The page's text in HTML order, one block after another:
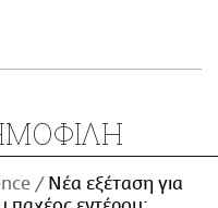
Νέα εξέταση για